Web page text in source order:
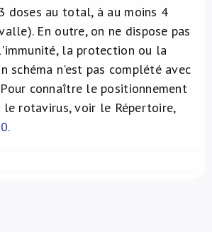
doses au total, à au moins 4
En outre, on ne dispose pas
la protection ou la
schéma n'est pas complété avec
connaître le positionnement
le rotavirus, voir le Répertoire,